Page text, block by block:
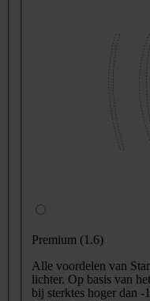
Premium (1.6)
Alle voordelen van
lichter. Op basis van het montuur adviseren wij deze optie
bij sterktes hoger dan